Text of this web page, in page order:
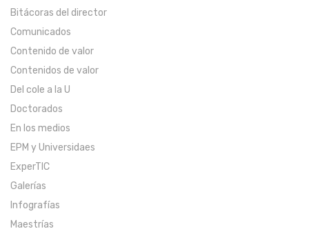
Bitácoras del director
Comunicados
Contenido de valor
Contenidos de valor
Del cole a la U
Doctorados
En los medios
EPM y Universidaes
ExperTIC
Galerías
Infografías
Maestrías